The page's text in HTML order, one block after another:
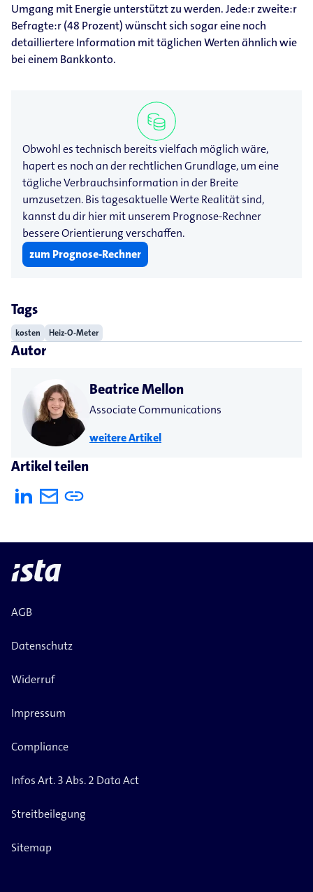
Umgang mit Energie unterstützt zu werden. Jede:r zweite:r
Befragte:r (48 Prozent) wünscht sich sogar eine noch
detailliertere Information mit täglichen Werten ähnlich wie
bei einem Bankkonto.
Obwohl es technisch bereits vielfach möglich wäre,
hapert es noch an der rechtlichen Grundlage, um eine
tägliche Verbrauchsinformation in der Breite
umzusetzen. Bis tagesaktuelle Werte Realität sind,
kannst du dir hier mit unserem Prognose-​Rechner
bessere Orientierung verschaffen.
zum Prognose-Rechner
Tags
kosten Heiz-O-Meter
Autor
Beatrice Mellon
Associate Communications
weitere Artikel
Artikel teilen
AGB
Datenschutz
Widerruf
Impressum
Compliance
Infos Art. 3 Abs. 2 Data Act
Streitbeilegung
Sitemap